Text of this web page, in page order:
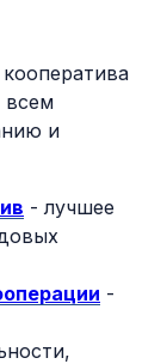
всем
и
- лучшее
-